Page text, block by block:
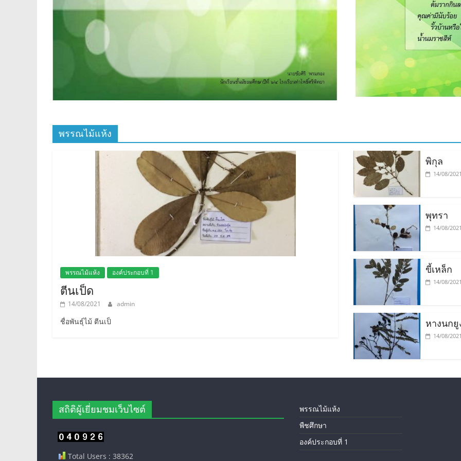
พรรณไม้แห้ง
พรรณไม้แห้ง องค์ประกอบที่ 1
ตีนเป็ด
14/08/2021 admin
ชื่อพันธุ์ไม้ ตีนเป็
พิกุล
14/08/
พุทรา
14/08/
ขี้เหล็ก
14/08/
หางนกยู
14/08/
สถิติผู้เยี่ยมชมเว็บไซต์
Total Users : 38362
พรรณไม้แห้ง
พืชศึกษา
องค์ประกอบที่ 1